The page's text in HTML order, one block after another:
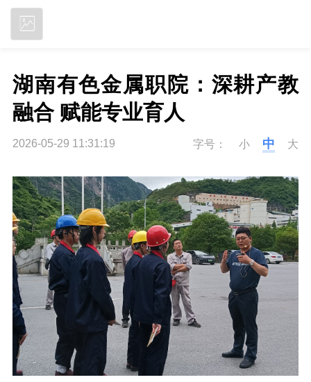
湖南有色金属职院：深耕产教
融合 赋能专业育人
2026-05-29 11:31:19 字号： 小 中 大